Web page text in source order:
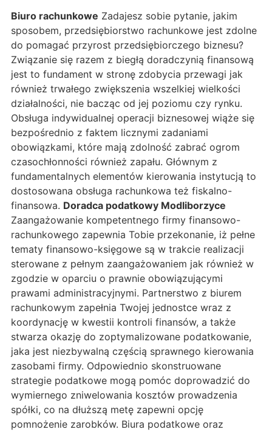
Biuro rachunkowe Zadajesz sobie pytanie, jakim
sposobem, przedsiębiorstwo rachunkowe jest zdolne
do pomagać przyrost przedsiębiorczego biznesu?
Związanie się razem z biegłą doradczynią finansową
jest to fundament w stronę zdobycia przewagi jak
również trwałego zwiększenia wszelkiej wielkości
działalności, nie bacząc od jej poziomu czy rynku.
Obsługa indywidualnej operacji biznesowej wiąże się
bezpośrednio z faktem licznymi zadaniami
obowiązkami, które mają zdolność zabrać ogrom
czasochłonności również zapału. Głównym z
fundamentalnych elementów kierowania instytucją to
dostosowana obsługa rachunkowa też fiskalno-
finansowa. Doradca podatkowy Modliborzyce
Zaangażowanie kompetentnego firmy finansowo-
rachunkowego zapewnia Tobie przekonanie, iż pełne
tematy finansowo-księgowe są w trakcie realizacji
sterowane z pełnym zaangażowaniem jak również w
zgodzie w oparciu o prawnie obowiązującymi
prawami administracyjnymi. Partnerstwo z biurem
rachunkowym zapełnia Twojej jednostce wraz z
koordynację w kwestii kontroli finansów, a także
stwarza okazję do zoptymalizowane podatkowanie,
jaka jest niezbywalną częścią sprawnego kierowania
zasobami firmy. Odpowiednio skonstruowane
strategie podatkowe mogą pomóc doprowadzić do
wymiernego zniwelowania kosztów prowadzenia
spółki, co na dłuższą metę zapewni opcję
pomnożenie zarobków. Biura podatkowe oraz